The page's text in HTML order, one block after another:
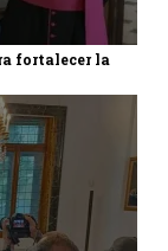
fortalecer la